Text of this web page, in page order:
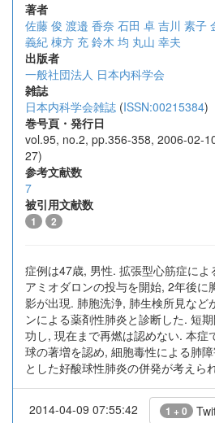
著者
佐藤 俊 渡邉 香奈 石田 卓 吉川 素子
義紀 棟方 充 鈴木 均 丸山 幸夫
出版者
一般社団法人 日本内科学会
雑誌
日本内科学会雑誌 (ISSN:00215384)
巻号頁・発行日
vol.95, no.2, pp.356-358, 2006-02-
27)
参考文献数
7
被引用文献数
1 2
症例は47歳, 男性. 拡張型心筋症によ
アミオダロンの投与を開始, 2年後に
影が出現. 肺胞洗浄, 肺生検所見など
ンによる薬剤性肺炎と診断した. 短
功し, 現在まで再燃は認めない. 本症
球の著増を認め, 細胞毒性による肺
とした好酸球性肺炎の併発が考えら
2014-04-09 07:55:42 1 + 0